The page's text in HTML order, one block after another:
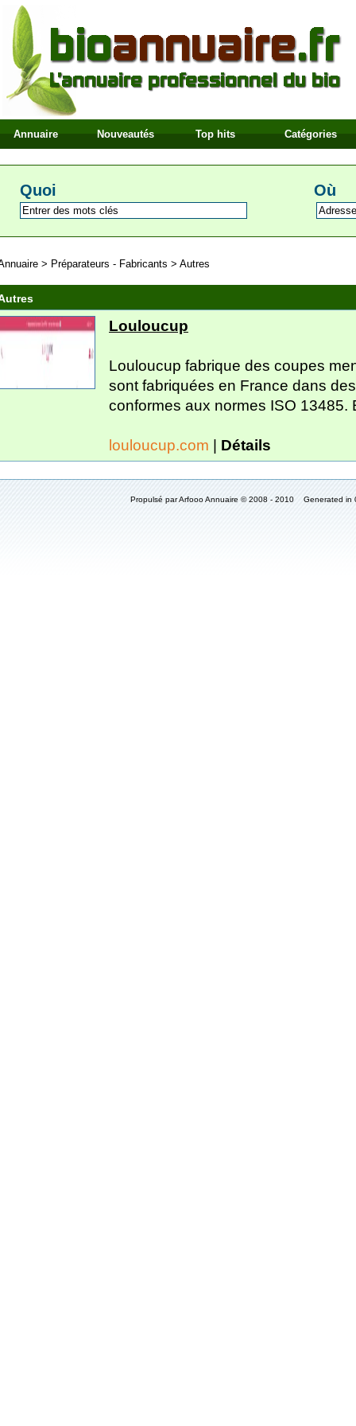
Annuaire Nouveautés Top hits Catégories
Quoi Où
> Préparateurs - Fabricants > Autres
Louloucup
Louloucup fabrique des coupes
sont fabriquées en France dans
conformes aux normes ISO 13485.
louloucup.com | Détails
Propulsé par Arfooo Annuaire © 2008 - 2010 Generated